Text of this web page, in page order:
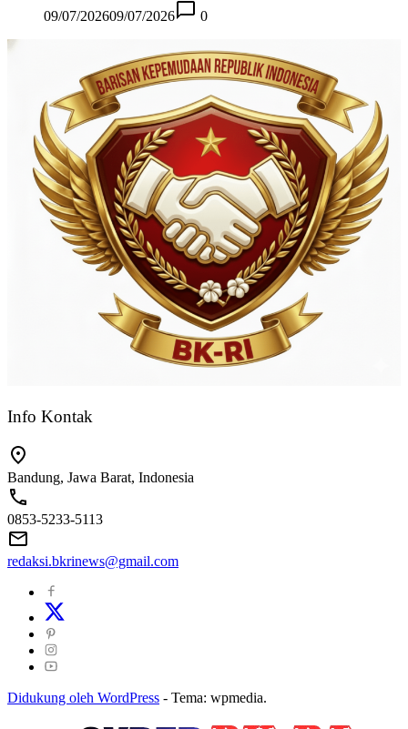
09/07/202609/07/2026 0
Info Kontak
Bandung, Jawa Barat, Indonesia
0853-5233-5113
redaksi.bkrinews@gmail.com
Didukung oleh WordPress - Tema: wpmedia.